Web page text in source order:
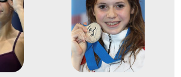
pillangó 4